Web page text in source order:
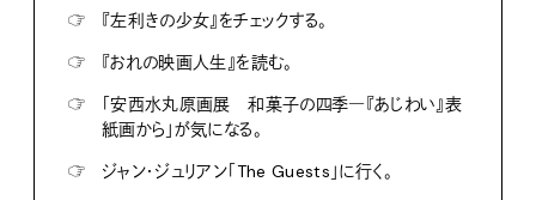
☞
『左利きの少女』をチェックする。
☞
『おれの映画人生』を読む。
☞
「安西水丸原画展 和菓子の四季―『あじわい』表
紙画から」が気になる。
☞
ジャン・ジュリアン「The Guests」に行く。